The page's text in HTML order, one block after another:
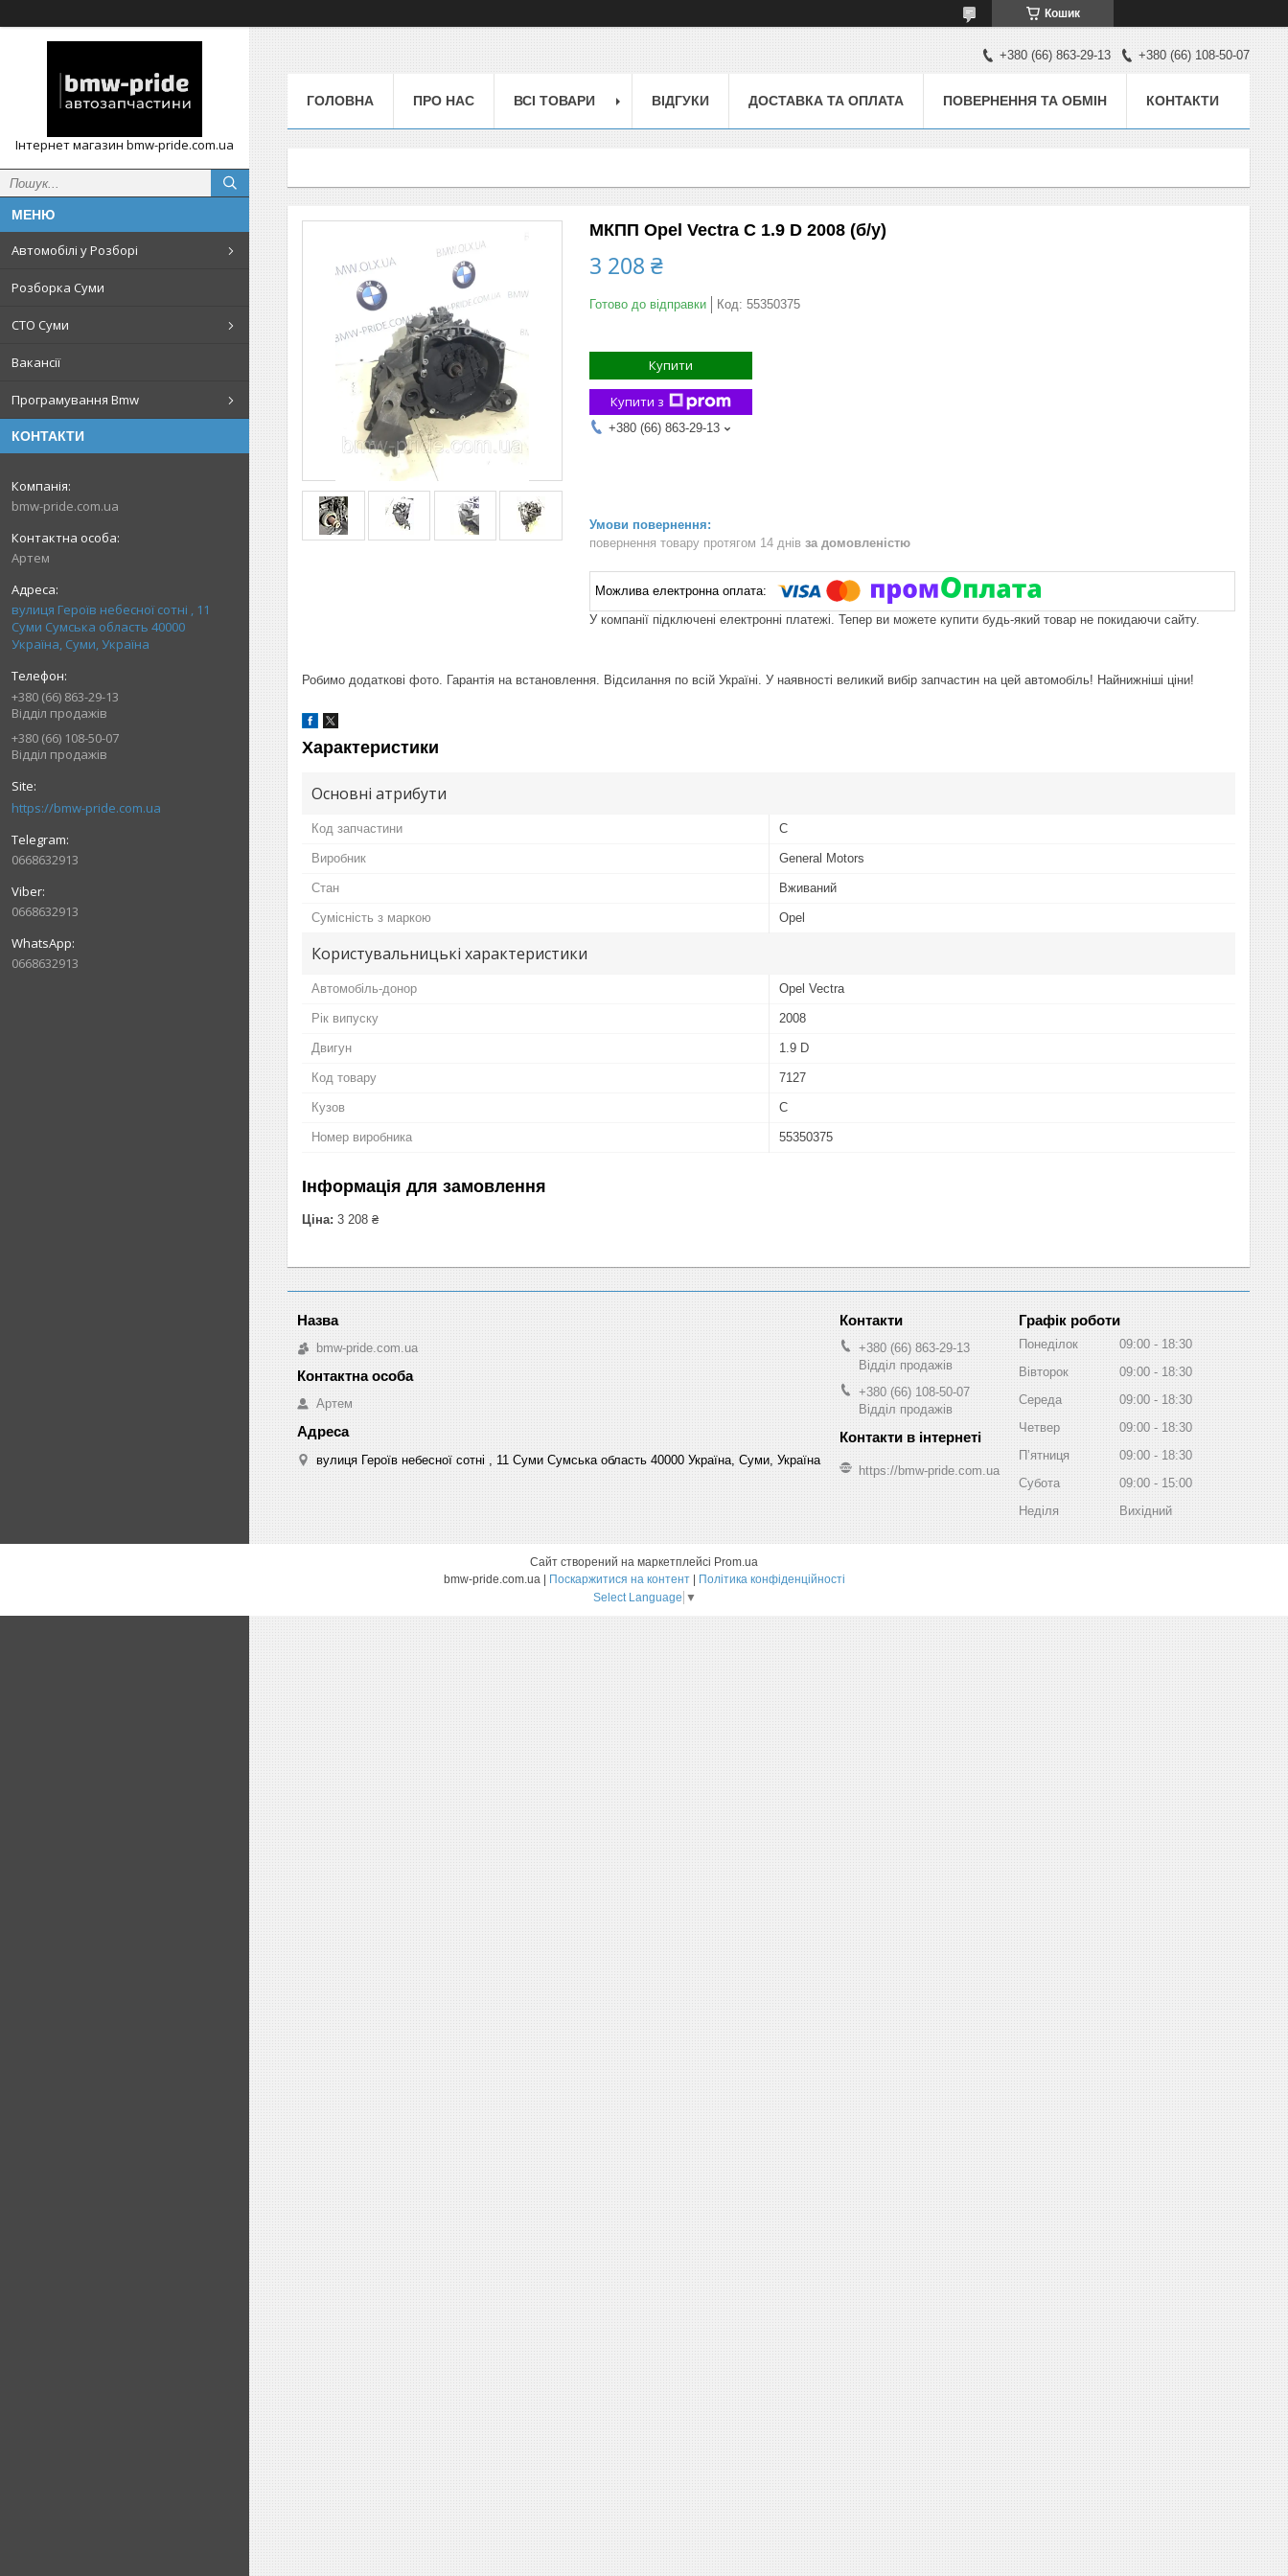
Кошик
Інтернет магазин bmw-pride.com.ua
Автомобілі у Розборі
Розборка Суми
СТО Суми
Вакансії
Програмування Bmw
КОНТАКТИ
bmw-pride.com.ua
Артем
вулиця Героїв небесної сотні , 11
Суми Сумська область 40000
Україна, Суми, Україна
+380 (66) 863-29-13
Відділ продажів
+380 (66) 108-50-07
Відділ продажів
https://bmw-pride.com.ua
0668632913
0668632913
0668632913
+380 (66) 863-29-13 +380 (66) 108-50-07
ГОЛОВНА ПРО НАС ВСІ ТОВАРИ ВІДГУКИ ДОСТАВКА ТА ОПЛАТА ПОВЕРНЕННЯ ТА ОБМІН КОНТАКТИ
МКПП Opel Vectra C 1.9 D 2008 (б/у)
3 208 ₴
Готово до відправки Код: 55350375
Купити
Купити з
+380 (66) 863-29-13
повернення товару протягом 14 днів за домовленістю
У компанії підключені електронні платежі. Тепер ви можете купити будь-який товар не покидаючи сайту.
Робимо додаткові фото. Гарантія на встановлення. Відсилання по всій Україні. У наявності великий вибір запчастин на цей автомобіль! Найнижніші ціни!
Характеристики
Основні атрибути
Код запчастини C
Виробник General Motors
Стан Вживаний
Сумісність з маркою Opel
Користувальницькі характеристики
Автомобіль-донор Opel Vectra
Рік випуску 2008
Двигун 1.9 D
Код товару 7127
Кузов C
Номер виробника 55350375
Інформація для замовлення
Ціна: 3 208 ₴
bmw-pride.com.ua
Артем
вулиця Героїв небесної сотні , 11 Суми Сумська область 40000 Україна, Суми, Україна
+380 (66) 863-29-13
Відділ продажів
+380 (66) 108-50-07
Відділ продажів
https://bmw-pride.com.ua
Графік роботи
Понеділок 09:00
18:30
Вівторок
09:00
18:30
Середа
09:00
18:30
Четвер
09:00
18:30
Пʼятниця
09:00
18:30
Субота
09:00
15:00
Неділя
Вихідний
Сайт створений на маркетплейсі Prom.ua
Поскаржитися на контент
Політика конфіденційності
Select Language ▼